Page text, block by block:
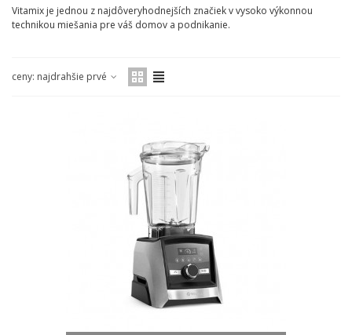
Vitamix je jednou z najdôveryhodnejších značiek v vysoko výkonnou
technikou miešania pre váš domov a podnikanie.
ceny: najdrahšie prvé